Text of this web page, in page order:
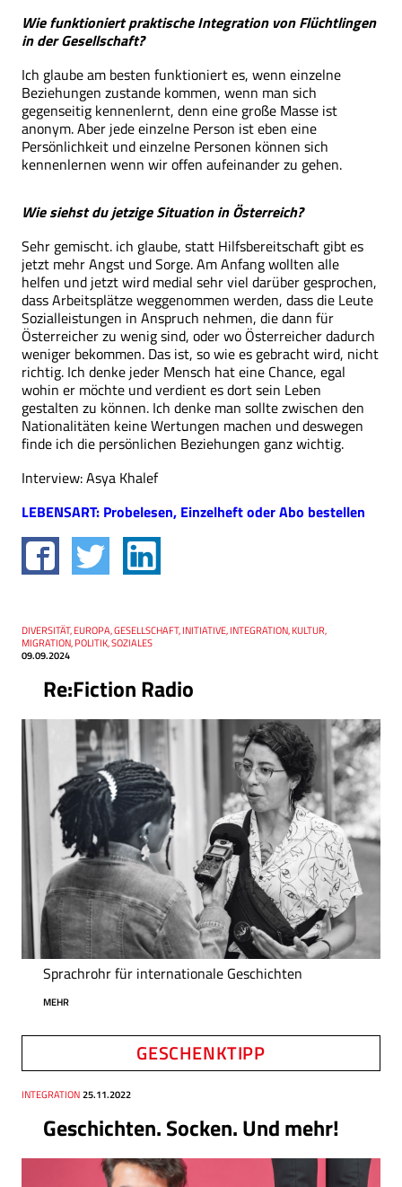
Wie funktioniert praktische Integration von Flüchtlingen
in der Gesellschaft?
Ich glaube am besten funktioniert es, wenn einzelne
Beziehungen zustande kommen, wenn man sich
gegenseitig kennenlernt, denn eine große Masse ist
anonym. Aber jede einzelne Person ist eben eine
Persönlichkeit und einzelne Personen können sich
kennenlernen wenn wir offen aufeinander zu gehen.
Wie siehst du jetzige Situation in Österreich?
Sehr gemischt. ich glaube, statt Hilfsbereitschaft gibt es
jetzt mehr Angst und Sorge. Am Anfang wollten alle
helfen und jetzt wird medial sehr viel darüber gesprochen,
dass Arbeitsplätze weggenommen werden, dass die Leute
Sozialleistungen in Anspruch nehmen, die dann für
Österreicher zu wenig sind, oder wo Österreicher dadurch
weniger bekommen. Das ist, so wie es gebracht wird, nicht
richtig. Ich denke jeder Mensch hat eine Chance, egal
wohin er möchte und verdient es dort sein Leben
gestalten zu können. Ich denke man sollte zwischen den
Nationalitäten keine Wertungen machen und deswegen
finde ich die persönlichen Beziehungen ganz wichtig.
Interview: Asya Khalef
LEBENSART: Probelesen, Einzelheft oder Abo bestellen
Re:Fiction Radio
Thema
DIVERSITÄT, EUROPA, GESELLSCHAFT, INITIATIVE, INTEGRATION, KULTUR,
MIGRATION, POLITIK, SOZIALES
Datum
09.09.2024
Sprachrohr für internationale Geschichten
MEHR
GESCHENKTIPP
Geschichten. Socken. Und mehr!
Thema
INTEGRATION
Datum 25.11.2022